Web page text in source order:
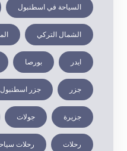
السياحة في اسطنبول
الشمال التركي
ايدر بورصا
جزر جزر اسطنبول
جزيرة جولات
رحلات رحلات